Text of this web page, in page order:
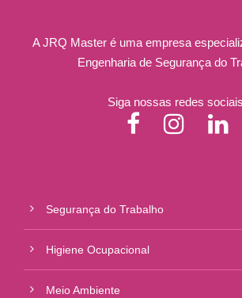
A JRQ Master é uma empresa
Engenharia de Segurança do
Siga nossas redes
Segurança do Trabalho
Higiene Ocupacional
Meio Ambiente